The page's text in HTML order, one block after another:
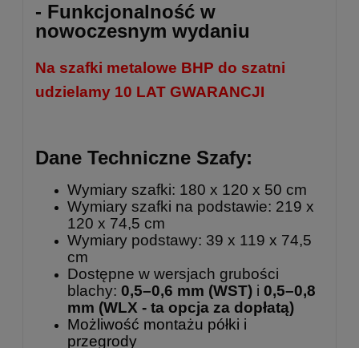
- Funkcjonalność w
nowoczesnym wydaniu
Na szafki metalowe BHP do szatni
udzielamy 10 LAT GWARANCJI
Dane Techniczne Szafy:
Wymiary szafki: 180 x 120 x 50 cm
Wymiary szafki na podstawie: 219 x
120 x 74,5 cm
Wymiary podstawy: 39 x 119 x 74,5
cm
Dostępne w wersjach grubości
blachy: 0,5–0,6 mm (WST) i 0,5–0,8
mm (WLX - ta opcja za dopłatą)
Możliwość montażu półki i
przegrody